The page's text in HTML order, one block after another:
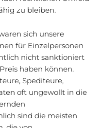
zu bleiben.
sich unsere
für Einzelpersonen
nicht sanktioniert
haben können.
Spediteure,
oft ungewollt in die
sind die meisten